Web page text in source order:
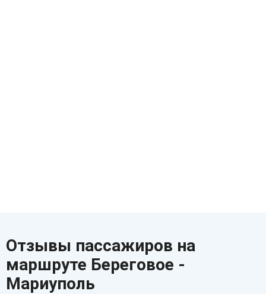
Отзывы пассажиров на
маршруте Береговое -
Мариуполь